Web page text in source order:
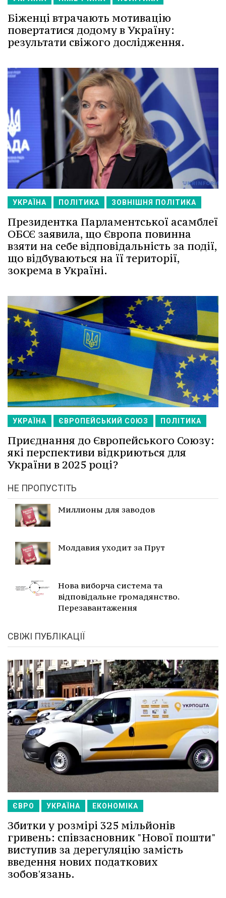
Біженці втрачають мотивацію
повертатися додому в Україну:
результати свіжого дослідження.
УКРАЇНА ПОЛІТИКА ЗОВНІШНЯ ПОЛІТИКА
Президентка Парламентської асамблеї
ОБСЄ заявила, що Європа повинна
взяти на себе відповідальність за події,
що відбуваються на її території,
зокрема в Україні.
УКРАЇНА ЄВРОПЕЙСЬКИЙ СОЮЗ ПОЛІТИКА
Приєднання до Європейського Союзу:
які перспективи відкриються для
України в 2025 році?
НЕ ПРОПУСТІТЬ
Миллионы для заводов
Молдавия уходит за Прут
Нова виборча система та
відповідальне громадянство.
Перезавантаження
СВІЖІ ПУБЛІКАЦІЇ
ЄВРО УКРАЇНА ЕКОНОМІКА
Збитки у розмірі 325 мільйонів
гривень: співзасновник "Нової пошти"
виступив за дерегуляцію замість
введення нових податкових
зобов'язань.